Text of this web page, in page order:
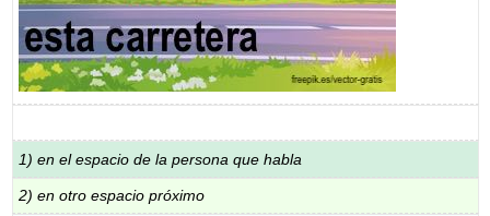
Práctica
23D
Práctica
interactiva
1) en el espacio de la persona que habla
2) en otro espacio próximo